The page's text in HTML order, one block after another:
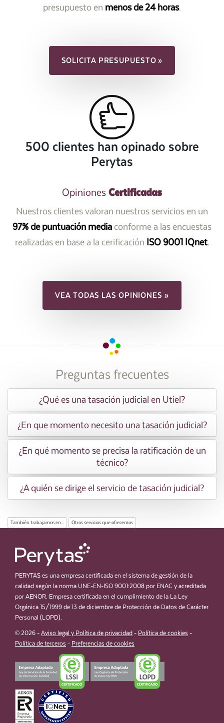
presupuesto en menos de 24 horas.
SOLICITA PRESUPUESTO »
500 clientes han opinado sobre
Perytas
Opiniones Certificadas
Nuestros clientes valoran nuestros servicios en un
97% de puntuación mediaconforme a las encuestas
realizadas en base a la cerificación ISO 9001 IQnet.
VEA TODAS LAS OPINIONES »
Preguntas frecuentes
¿Qué es una tasación judicial en Utiel?
¿En que momento necesito una tasación judicial?
¿En qué momento se precisa la ratificación de un
técnico?
¿A quién se dirige el servicio de tasación judicial?
También trabajamos en... Otros servicios que ofrecemos
PERYTAS es una empresa certificada en el sistema de gestión de la
calidad según la norma UNE-EN-ISO 9001:2008 por ENAC y acreditada
por AENOR. Empresa certificada en el cumplimiento de la La Ley
Orgánica 15/1999 de 13 de diciembre de Protección de Datos de Carácter
Personal (LOPD).
© 2026 - Aviso legal y Política de privacidad - Política de cookies -
Política de terceros - Preferencias de cookies